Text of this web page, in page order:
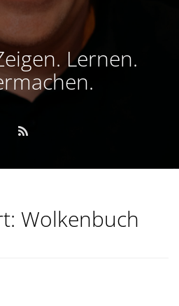
Lernen.
Wolkenbuch